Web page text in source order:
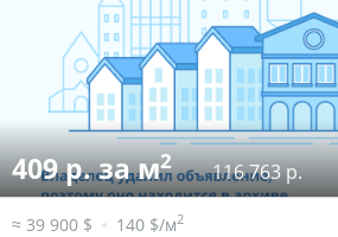
409 р. за м2 116 763 р.
≈ 39 900 $ 140 $/м2